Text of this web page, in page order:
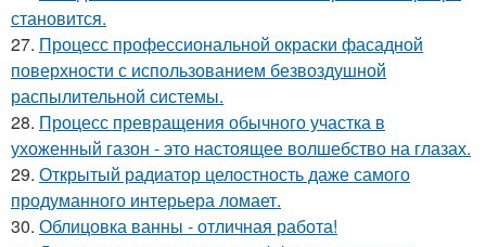
становится.
27. Процесс профессиональной окраски фасадной
поверхности с использованием безвоздушной
распылительной системы.
28. Процесс превращения обычного участка в
ухоженный газон - это настоящее волшебство на глазах.
29. Открытый радиатор целостность даже самого
продуманного интерьера ломает.
30. Облицовка ванны - отличная работа!